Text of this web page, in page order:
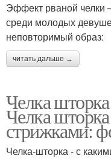
Эффект рваной челки
среди молодых
неповторимый образ:
читать дальше →
Челка
Челка
стрижками:
Челка-шторка - с